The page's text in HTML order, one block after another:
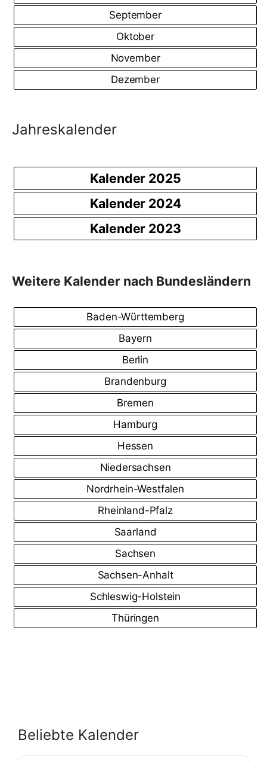
September
Oktober
November
Dezember
Jahreskalender
Kalender 2025
Kalender 2024
Kalender 2023
Weitere Kalender nach Bundesländern
Baden-Württemberg
Bayern
Berlin
Brandenburg
Bremen
Hamburg
Hessen
Niedersachsen
Nordrhein-Westfalen
Rheinland-Pfalz
Saarland
Sachsen
Sachsen-Anhalt
Schleswig-Holstein
Thüringen
Beliebte Kalender